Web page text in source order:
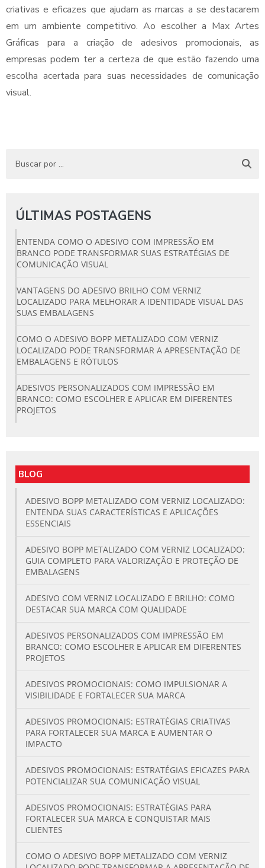
criativas e eficazes que ajudam as marcas a se destacarem
em um ambiente competitivo. Ao escolher a Max Artes
Gráficas para a criação de adesivos promocionais, as
empresas podem ter a certeza de que estão fazendo uma
escolha acertada para suas necessidades de comunicação
visual.
ÚLTIMAS POSTAGENS
ENTENDA COMO O ADESIVO COM IMPRESSÃO EM
BRANCO PODE TRANSFORMAR SUAS ESTRATÉGIAS DE
COMUNICAÇÃO VISUAL
VANTAGENS DO ADESIVO BRILHO COM VERNIZ
LOCALIZADO PARA MELHORAR A IDENTIDADE VISUAL DAS
SUAS EMBALAGENS
COMO O ADESIVO BOPP METALIZADO COM VERNIZ
LOCALIZADO PODE TRANSFORMAR A APRESENTAÇÃO DE
EMBALAGENS E RÓTULOS
ADESIVOS PERSONALIZADOS COM IMPRESSÃO EM
BRANCO: COMO ESCOLHER E APLICAR EM DIFERENTES
PROJETOS
BLOG
ADESIVO BOPP METALIZADO COM VERNIZ LOCALIZADO:
ENTENDA SUAS CARACTERÍSTICAS E APLICAÇÕES
ESSENCIAIS
ADESIVO BOPP METALIZADO COM VERNIZ LOCALIZADO:
GUIA COMPLETO PARA VALORIZAÇÃO E PROTEÇÃO DE
EMBALAGENS
ADESIVO COM VERNIZ LOCALIZADO E BRILHO: COMO
DESTACAR SUA MARCA COM QUALIDADE
ADESIVOS PERSONALIZADOS COM IMPRESSÃO EM
BRANCO: COMO ESCOLHER E APLICAR EM DIFERENTES
PROJETOS
ADESIVOS PROMOCIONAIS: COMO IMPULSIONAR A
VISIBILIDADE E FORTALECER SUA MARCA
ADESIVOS PROMOCIONAIS: ESTRATÉGIAS CRIATIVAS
PARA FORTALECER SUA MARCA E AUMENTAR O
IMPACTO
ADESIVOS PROMOCIONAIS: ESTRATÉGIAS EFICAZES PARA
POTENCIALIZAR SUA COMUNICAÇÃO VISUAL
ADESIVOS PROMOCIONAIS: ESTRATÉGIAS PARA
FORTALECER SUA MARCA E CONQUISTAR MAIS
CLIENTES
COMO O ADESIVO BOPP METALIZADO COM VERNIZ